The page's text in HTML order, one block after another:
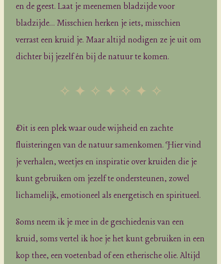
en de geest. Laat je meenemen bladzijde voor
bladzijde… Misschien herken je iets, misschien
verrast een kruid je. Maar altijd nodigen ze je uit om
dichter bij jezelf én bij de natuur te komen.
✧ ✦ ✧ ✦ ✧ ✦ ✧
Dit is een plek waar oude wijsheid en zachte
fluisteringen van de natuur samenkomen. Hier vind
je verhalen, weetjes en inspiratie over kruiden die je
kunt gebruiken om jezelf te ondersteunen, zowel
lichamelijk, emotioneel als energetisch en spiritueel.
Soms neem ik je mee in de geschiedenis van een
kruid, soms vertel ik hoe je het kunt gebruiken in een
kop thee, een voetenbad of een etherische olie. Altijd